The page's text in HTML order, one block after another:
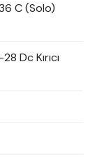
C (Solo)
Dc Kırıcı